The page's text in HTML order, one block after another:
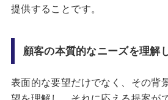
提供することです。
顧客の本質的なニーズを理解
表面的な要望だけでなく、その背